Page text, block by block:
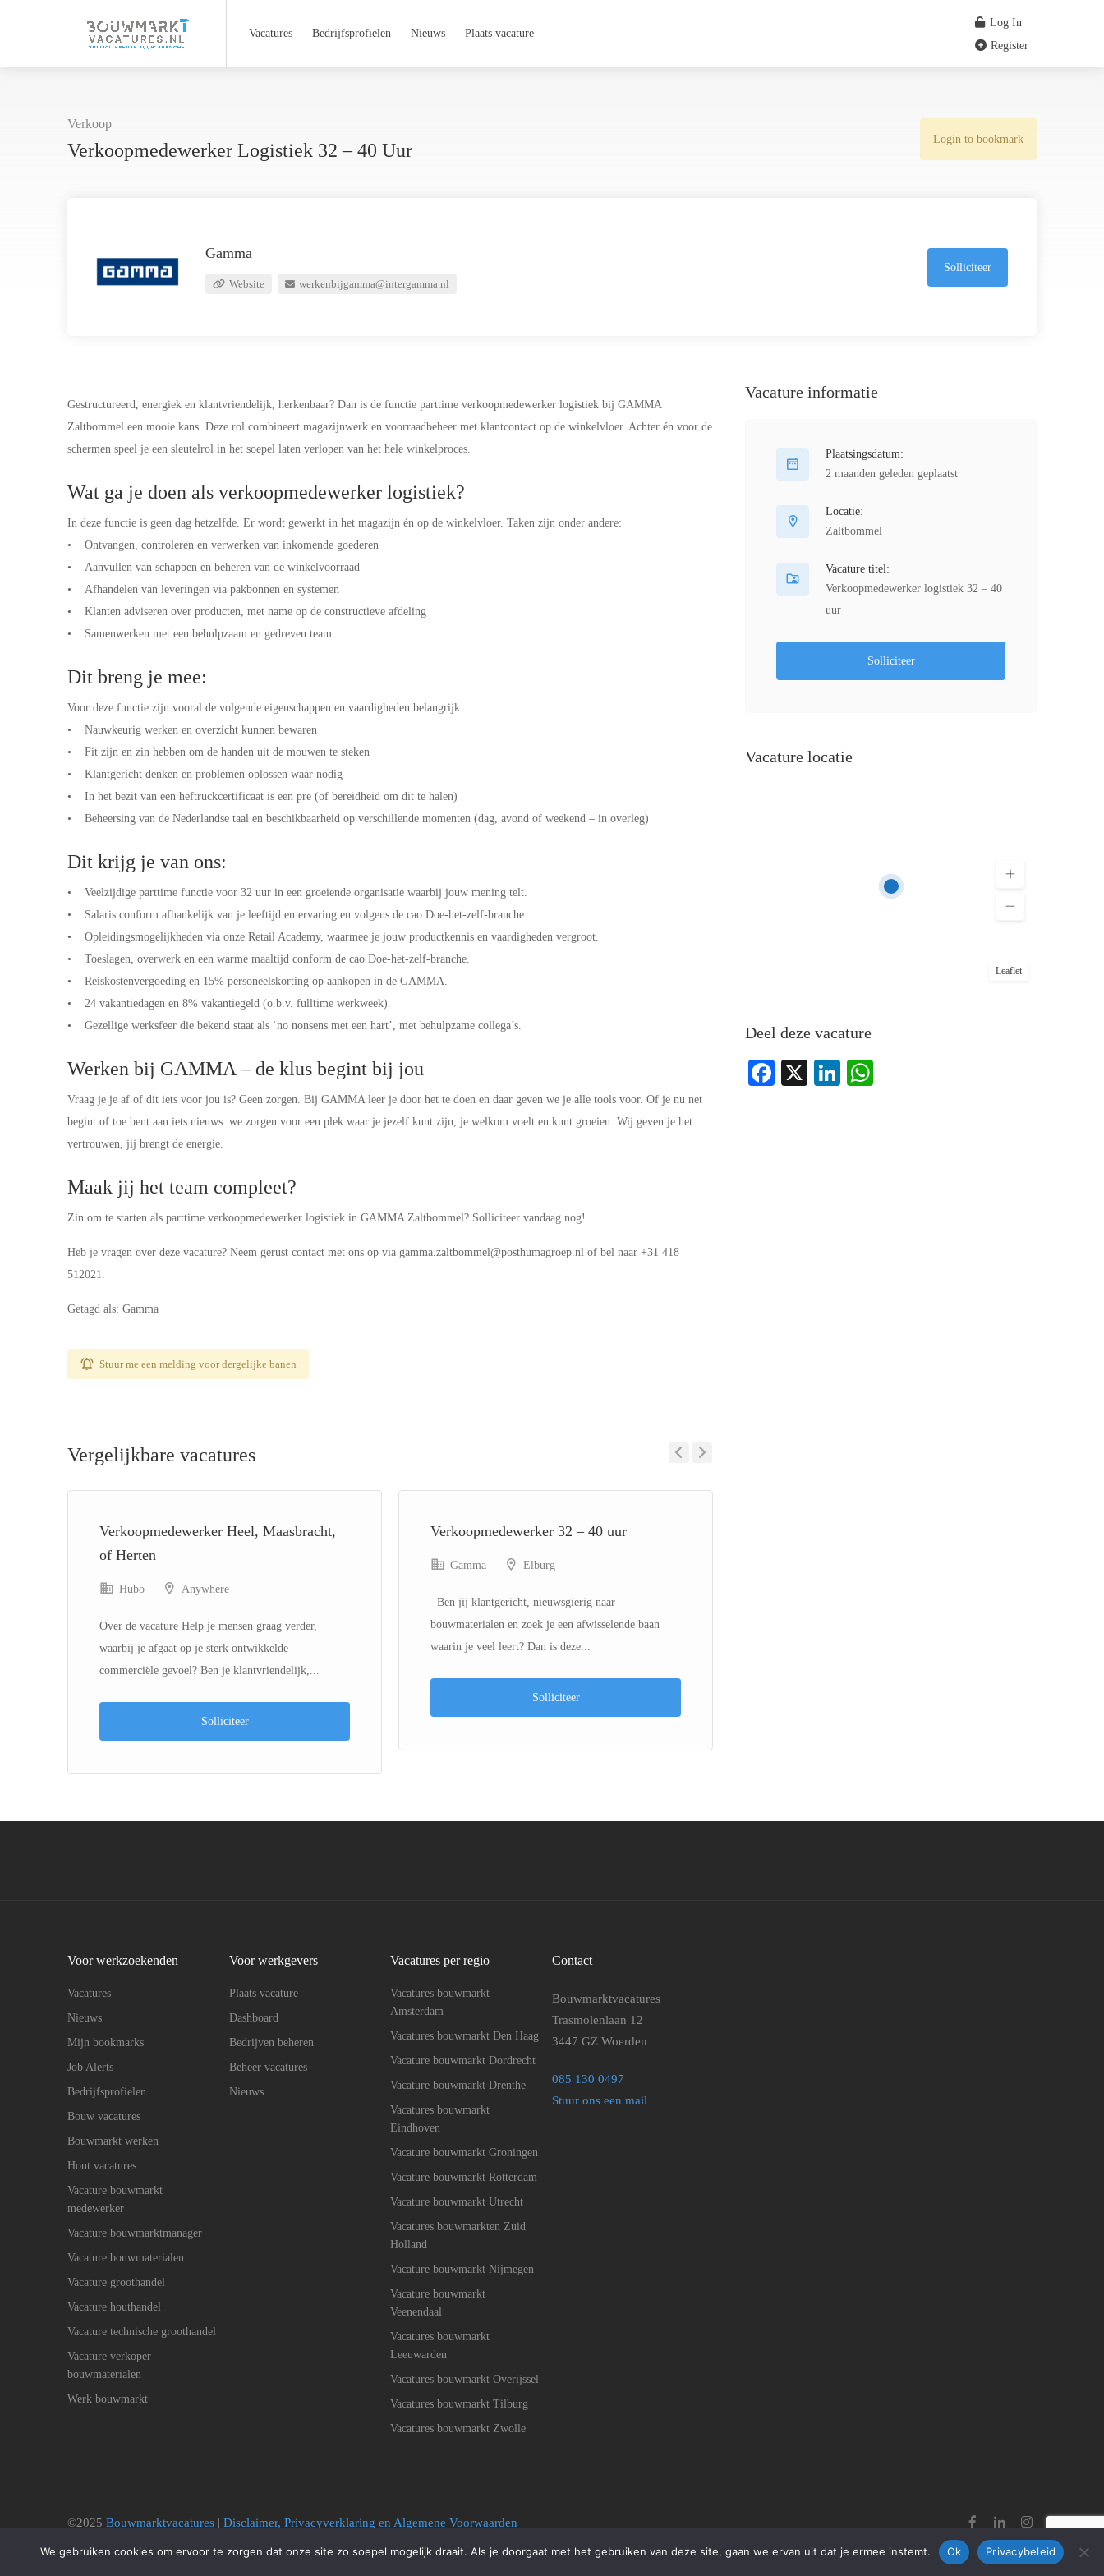
Vacatures Bedrijfsprofielen Nieuws Plaats vacature
Log In
Register
Verkoop
Verkoopmedewerker Logistiek 32 – 40 Uur
Login to bookmark
Gamma
Website werkenbijgamma@intergamma.nl
Solliciteer
Gestructureerd, energiek en klantvriendelijk, herkenbaar? Dan is de functie parttime verkoopmedewerker logistiek bij GAMMA
Zaltbommel een mooie kans. Deze rol combineert magazijnwerk en voorraadbeheer met klantcontact op de winkelvloer. Achter én voor de
schermen speel je een sleutelrol in het soepel laten verlopen van het hele winkelproces.
Wat ga je doen als verkoopmedewerker logistiek?
In deze functie is geen dag hetzelfde. Er wordt gewerkt in het magazijn én op de winkelvloer. Taken zijn onder andere:
• Ontvangen, controleren en verwerken van inkomende goederen
• Aanvullen van schappen en beheren van de winkelvoorraad
• Afhandelen van leveringen via pakbonnen en systemen
• Klanten adviseren over producten, met name op de constructieve afdeling
• Samenwerken met een behulpzaam en gedreven team
Dit breng je mee:
Voor deze functie zijn vooral de volgende eigenschappen en vaardigheden belangrijk:
• Nauwkeurig werken en overzicht kunnen bewaren
• Fit zijn en zin hebben om de handen uit de mouwen te steken
• Klantgericht denken en problemen oplossen waar nodig
• In het bezit van een heftruckcertificaat is een pre (of bereidheid om dit te halen)
• Beheersing van de Nederlandse taal en beschikbaarheid op verschillende momenten (dag, avond of weekend – in overleg)
Dit krijg je van ons:
• Veelzijdige parttime functie voor 32 uur in een groeiende organisatie waarbij jouw mening telt.
• Salaris conform afhankelijk van je leeftijd en ervaring en volgens de cao Doe-het-zelf-branche.
• Opleidingsmogelijkheden via onze Retail Academy, waarmee je jouw productkennis en vaardigheden vergroot.
• Toeslagen, overwerk en een warme maaltijd conform de cao Doe-het-zelf-branche.
• Reiskostenvergoeding en 15% personeelskorting op aankopen in de GAMMA.
• 24 vakantiedagen en 8% vakantiegeld (o.b.v. fulltime werkweek).
• Gezellige werksfeer die bekend staat als ‘no nonsens met een hart’, met behulpzame collega’s.
Werken bij GAMMA – de klus begint bij jou
Vraag je je af of dit iets voor jou is? Geen zorgen. Bij GAMMA leer je door het te doen en daar geven we je alle tools voor. Of je nu net
begint of toe bent aan iets nieuws: we zorgen voor een plek waar je jezelf kunt zijn, je welkom voelt en kunt groeien. Wij geven je het
vertrouwen, jij brengt de energie.
Maak jij het team compleet?
Zin om te starten als parttime verkoopmedewerker logistiek in GAMMA Zaltbommel? Solliciteer vandaag nog!
Heb je vragen over deze vacature? Neem gerust contact met ons op via gamma.zaltbommel@posthumagroep.nl of bel naar +31 418
512021.
Getagd als: Gamma
Stuur me een melding voor dergelijke banen
Vergelijkbare vacatures
Verkoopmedewerker Heel, Maasbracht,
of Herten
Hubo Anywhere
Over de vacature Help je mensen graag verder,
waarbij je afgaat op je sterk ontwikkelde
commerciële gevoel? Ben je klantvriendelijk,...
Solliciteer
Verkoopmedewerker 32 – 40 uur
Gamma Elburg
Ben jij klantgericht, nieuwsgierig naar
bouwmaterialen en zoek je een afwisselende baan
waarin je veel leert? Dan is deze...
Solliciteer
Vacature informatie
Plaatsingsdatum:
2 maanden geleden geplaatst
Locatie:
Zaltbommel
Vacature titel:
Verkoopmedewerker logistiek 32 – 40
uur
Solliciteer
Vacature locatie
Leaflet
Deel deze vacature
Facebook
X LinkedIn
Voor werkzoekenden
Vacatures
Nieuws
Mijn bookmarks
Job Alerts
Bedrijfsprofielen
Bouw vacatures
Bouwmarkt werken
Hout vacatures
Vacature bouwmarkt
medewerker
Vacature bouwmarktmanager
Vacature bouwmaterialen
Vacature groothandel
Vacature houthandel
Vacature technische groothandel
Vacature verkoper
bouwmaterialen
Werk bouwmarkt
Voor werkgevers
Plaats vacature
Dashboard
Bedrijven beheren
Beheer vacatures
Nieuws
Vacatures per regio
Vacatures bouwmarkt
Amsterdam
Vacatures bouwmarkt Den Haag
Vacature bouwmarkt Dordrecht
Vacature bouwmarkt Drenthe
Vacatures bouwmarkt
Eindhoven
Vacature bouwmarkt Groningen
Vacature bouwmarkt Rotterdam
Vacature bouwmarkt Utrecht
Vacatures bouwmarkten Zuid
Holland
Vacature bouwmarkt Nijmegen
Vacature bouwmarkt
Veenendaal
Vacatures bouwmarkt
Leeuwarden
Vacatures bouwmarkt Overijssel
Vacatures bouwmarkt Tilburg
Vacatures bouwmarkt Zwolle
Contact
Bouwmarktvacatures
Trasmolenlaan 12
3447 GZ Woerden
085 130 0497
Stuur ons een mail
©2025 Bouwmarktvacatures | Disclaimer, Privacyverklaring en Algemene Voorwaarden |
Cookie beleid
We gebruiken cookies om ervoor te zorgen dat onze site zo soepel mogelijk draait. Als je doorgaat met het gebruiken van deze site, gaan we ervan uit dat je ermee instemt. Ok Privacybeleid